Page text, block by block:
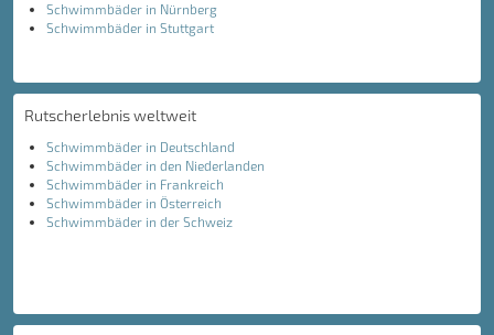
Schwimmbäder in Nürnberg
Schwimmbäder in Stuttgart
Rutscherlebnis weltweit
Schwimmbäder in Deutschland
Schwimmbäder in den Niederlanden
Schwimmbäder in Frankreich
Schwimmbäder in Österreich
Schwimmbäder in der Schweiz